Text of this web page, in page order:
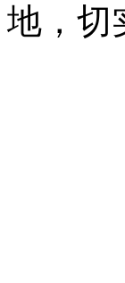
地，切